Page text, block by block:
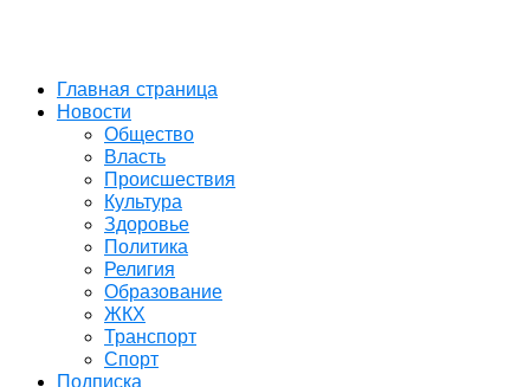
Главная страница
Новости
Общество
Власть
Происшествия
Культура
Здоровье
Политика
Религия
Образование
ЖКХ
Транспорт
Спорт
Подписка